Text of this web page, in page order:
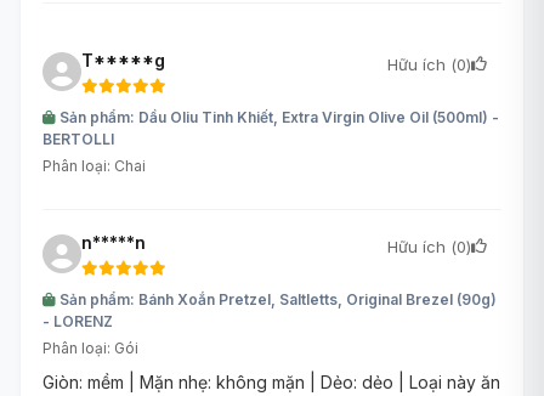
T*****g Hữu ích (0)
Sản phẩm: Dầu Oliu Tinh Khiết, Extra Virgin Olive Oil (500ml) -
BERTOLLI
Phân loại: Chai
n*****n Hữu ích (0)
Sản phẩm: Bánh Xoắn Pretzel, Saltletts, Original Brezel (90g)
- LORENZ
Phân loại: Gói
Giòn: mềm | Mặn nhẹ: không mặn | Dẻo: dẻo | Loại này ăn